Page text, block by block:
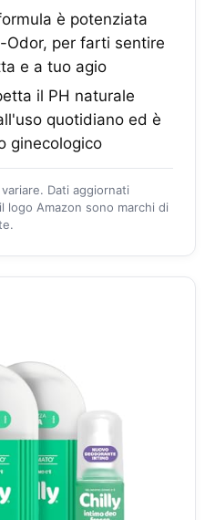
è potenziata
Odor, per farti sentire
e a tuo agio
il PH naturale
quotidiano ed è
ginecologico
Dati aggiornati
logo Amazon sono marchi di